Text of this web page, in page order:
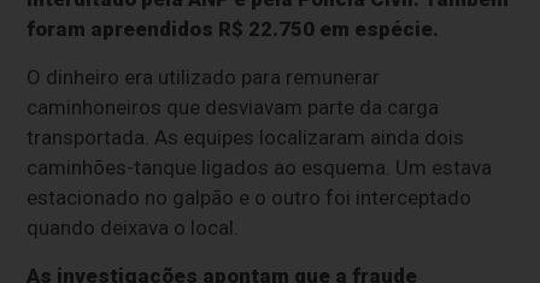
foram apreendidos R$ 22.750 em espécie.
O dinheiro era utilizado para remunerar
caminhoneiros que desviavam parte da carga
transportada. As equipes localizaram ainda dois
caminhões-tanque ligados ao esquema. Um estava
estacionado no galpão e o outro foi interceptado
quando deixava o local.
As investigações apontam que a fraude